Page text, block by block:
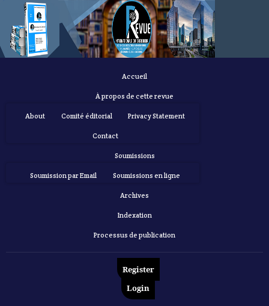
Accueil
À propos de cette revue
About Comité éditorial Privacy Statement
Contact
Soumissions
Soumission par Email Soumissions en ligne
Archives
Indexation
Processus de publication
Register
Login